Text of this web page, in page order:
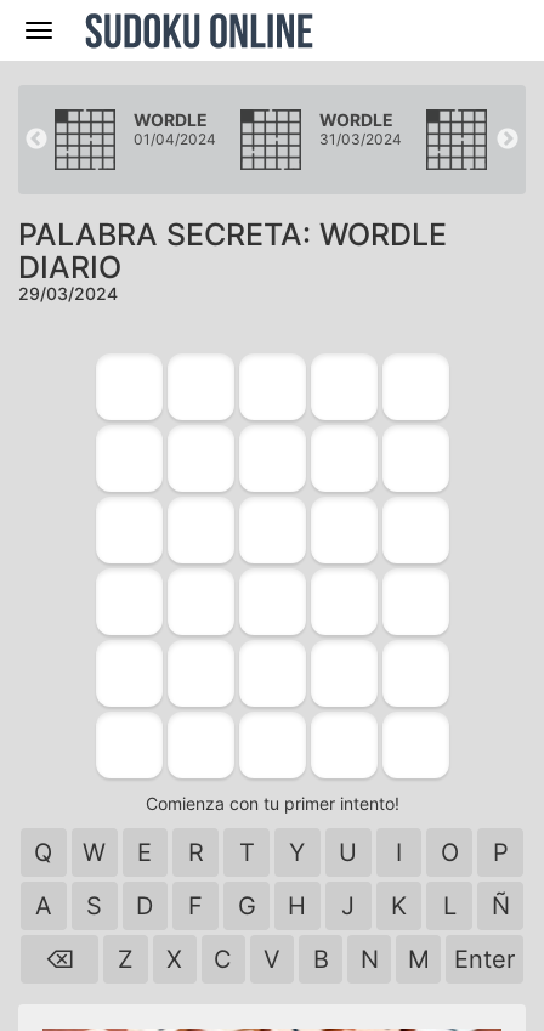
Navegación
WORDLE
01/04/2024
WORDLE
31/03/2024 30/
PALABRA SECRETA: WORDLE
DIARIO
29/03/2024
Comienza con tu primer intento!
Q W E R T Y U I O
P
A
S D F G H J K L
Ñ
⌫
Z X C V B N M Enter